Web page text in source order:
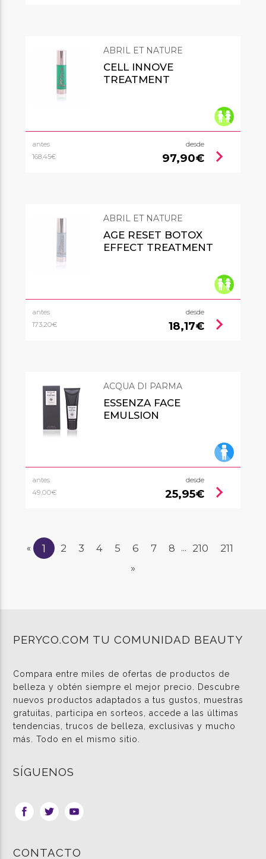
ABRIL ET NATURE
CELL INNOVE
TREATMENT
antes
168,45€
desde
97,90€ chevron_right
ABRIL ET NATURE
AGE RESET BOTOX
EFFECT TREATMENT
antes
173,20€
desde
18,17€ chevron_right
ACQUA DI PARMA
ESSENZA FACE
EMULSION
antes
49,00€
desde
25,95€ chevron_right
« 1 2 3 4 5 6 7 8 ... 210
211
»
PERYCO.COM TU COMUNIDAD BEAUTY
Compara entre miles de ofertas de productos de
belleza y obtén siempre el mejor precio. Descubre
nuevos productos adaptados a tus gustos, muestras
gratuitas, participa en sorteos, accede a las últimas
tendencias, trucos de belleza, exclusivas y mucho
más. Todo en el mismo sitio.
SÍGUENOS
CONTACTO